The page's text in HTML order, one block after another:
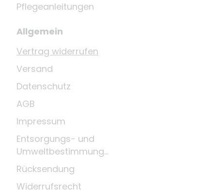
Pflegeanleitungen
Allgemein
Vertrag widerrufen
Versand
Datenschutz
AGB
Impressum
Entsorgungs- und
Umweltbestimmungen
Rücksendung
Widerrufsrecht